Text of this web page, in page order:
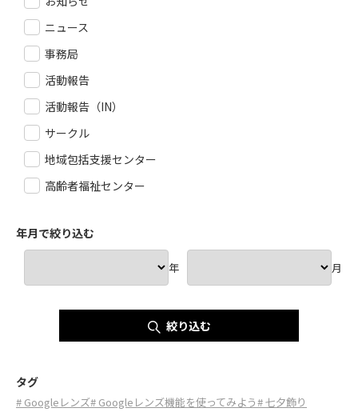
ニュース
事務局
活動報告
活動報告（IN）
サークル
地域包括支援センター
高齢者福祉センター
年月で絞り込む
年 月
絞り込む
タグ
# Googleレンズ# Googleレンズ機能を使ってみよう# 七夕飾り